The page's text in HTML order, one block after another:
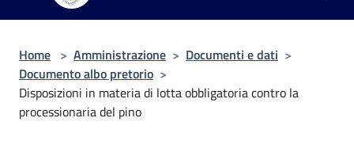
Home > Amministrazione > Documenti e dati >
Documento albo pretorio >
Disposizioni in materia di lotta obbligatoria contro la
processionaria del pino